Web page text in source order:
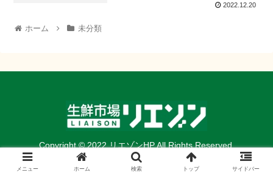
2022.12.20
ホーム 未分類
Copyright © 2022 リエゾンHP All Rights Reserved.
メニュー ホーム 検索 トップ サイドバー